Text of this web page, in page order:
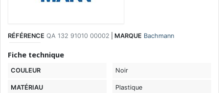
RÉFÉRENCE QA 132 91010 00002 MARQUE Bachmann
Fiche technique
COULEUR Noir
MATÉRIAU Plastique